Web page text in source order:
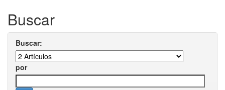
Buscar
Buscar:
por